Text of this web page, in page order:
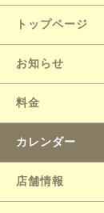
トップページ
お知らせ
料金
カレンダー
店舗情報